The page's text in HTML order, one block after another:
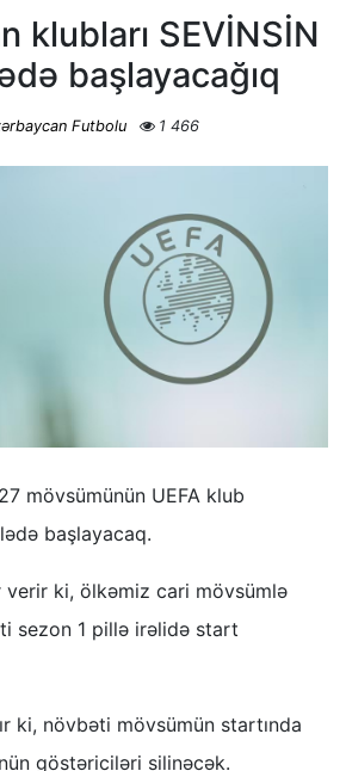
klubları SEVİNSİN
başlayacağıq
Futbolu 1 466
mövsümünün UEFA klub
başlayacaq.
verir ki, ölkəmiz cari mövsümlə
sezon 1 pillə irəlidə start
ki, növbəti mövsümün startında
göstəriciləri silinəcək.